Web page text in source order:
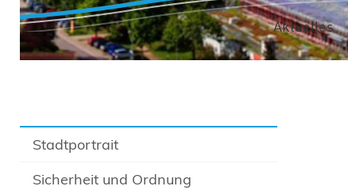
Aktuelles
Stadtportrait
Sicherheit und Ordnung